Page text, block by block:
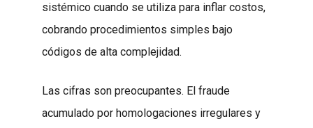
sistémico cuando se utiliza para inflar costos,
cobrando procedimientos simples bajo
códigos de alta complejidad.
Las cifras son preocupantes. El fraude
acumulado por homologaciones irregulares y